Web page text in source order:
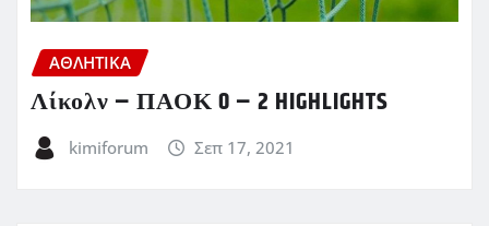
ΑΘΛΗΤΙΚΑ
Λίκολν – ΠΑΟΚ 0 – 2 HIGHLIGHTS
kimiforum Σεπ 17, 2021